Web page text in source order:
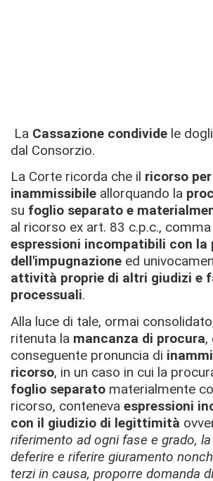
La Cassazione condivide le
dal Consorzio.
La Corte ricorda che il ricorso
inammissibile allorquando la
su foglio separato e
al ricorso ex art. 83 c.p.c.,
espressioni incompatibili con la
dell'impugnazione ed
attività proprie di altri giudizi e
processuali.
Alla luce di tale, ormai
ritenuta la mancanza di procura,
conseguente pronuncia di
ricorso, in un caso in cui la
foglio separato materialmente
ricorso, conteneva espressioni
con il giudizio di legittimità
riferimento ad ogni fase e grado,
deferire e riferire giuramento
terzi in causa, proporre domanda